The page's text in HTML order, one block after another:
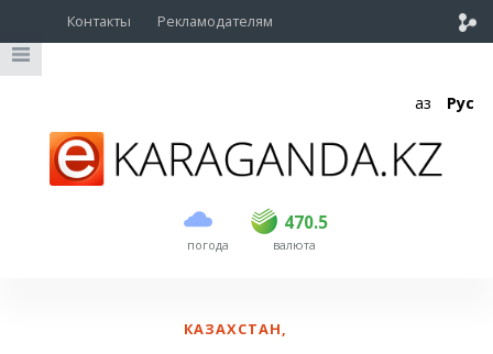
Контакты Рекламодателям
Қаз Рус
погода
470.5
USD 468.5 470.5
EUR валюта
КАЗАХСТАН,